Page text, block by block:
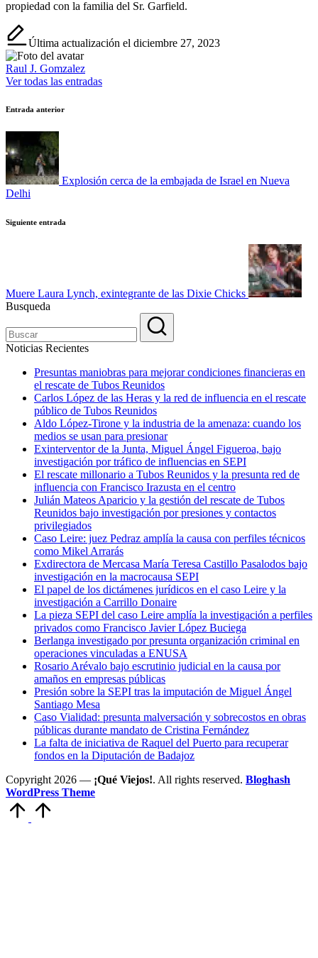
propiedad con la familia del Sr. Garfield.
Última actualización el diciembre 27, 2023
Raul J. Gomzalez
Ver todas las entradas
Navegación
de
entradas
Entrada anterior
Explosión cerca de la embajada de Israel en Nueva
Delhi
Siguiente entrada
Muere Laura Lynch, exintegrante de las Dixie Chicks
Busqueda
Noticias Recientes
Presuntas maniobras para mejorar condiciones financieras en
el rescate de Tubos Reunidos
Carlos López de las Heras y la red de influencia en el rescate
público de Tubos Reunidos
Aldo López-Tirone y la industria de la amenaza: cuando los
medios se usan para presionar
Exinterventor de la Junta, Miguel Ángel Figueroa, bajo
investigación por tráfico de influencias en SEPI
El rescate millonario a Tubos Reunidos y la presunta red de
influencia con Francisco Irazusta en el centro
Julián Mateos Aparicio y la gestión del rescate de Tubos
Reunidos bajo investigación por presiones y contactos
privilegiados
Caso Leire: juez Pedraz amplía la causa con perfiles técnicos
como Mikel Arrarás
Exdirectora de Mercasa María Teresa Castillo Pasalodos bajo
investigación en la macrocausa SEPI
El papel de los dictámenes jurídicos en el caso Leire y la
investigación a Carrillo Donaire
La pieza SEPI del caso Leire amplía la investigación a perfiles
privados como Francisco Javier López Buciega
Berlanga investigado por presunta organización criminal en
operaciones vinculadas a ENUSA
Rosario Arévalo bajo escrutinio judicial en la causa por
amaños en empresas públicas
Presión sobre la SEPI tras la imputación de Miguel Ángel
Santiago Mesa
Caso Vialidad: presunta malversación y sobrecostos en obras
públicas durante mandato de Cristina Fernández
La falta de iniciativa de Raquel del Puerto para recuperar
fondos en la Diputación de Badajoz
Copyright 2026 — ¡Qué Viejos!. All rights reserved. Bloghash
WordPress Theme